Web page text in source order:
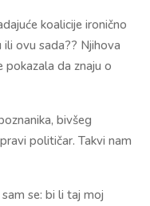
koalicije ironično
ili ovu sada?? Njihova
pokazala da znaju o
bivšeg
političar. Takvi nam
se: bi li taj moj